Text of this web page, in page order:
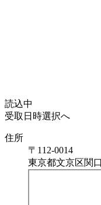
読込中
受取日時選択へ
住所
〒 112-0014
東京都文京区関